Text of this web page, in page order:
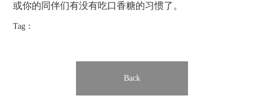
或你的同伴们有没有吃口香糖的习惯了。
Tag：
Back